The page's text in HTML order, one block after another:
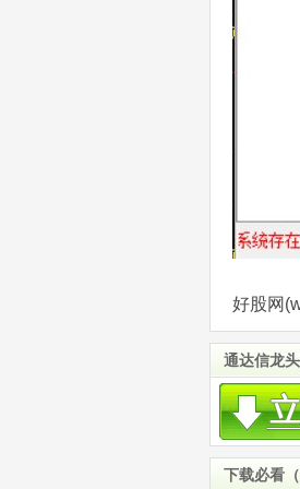
好股网
通达信龙
下载必看